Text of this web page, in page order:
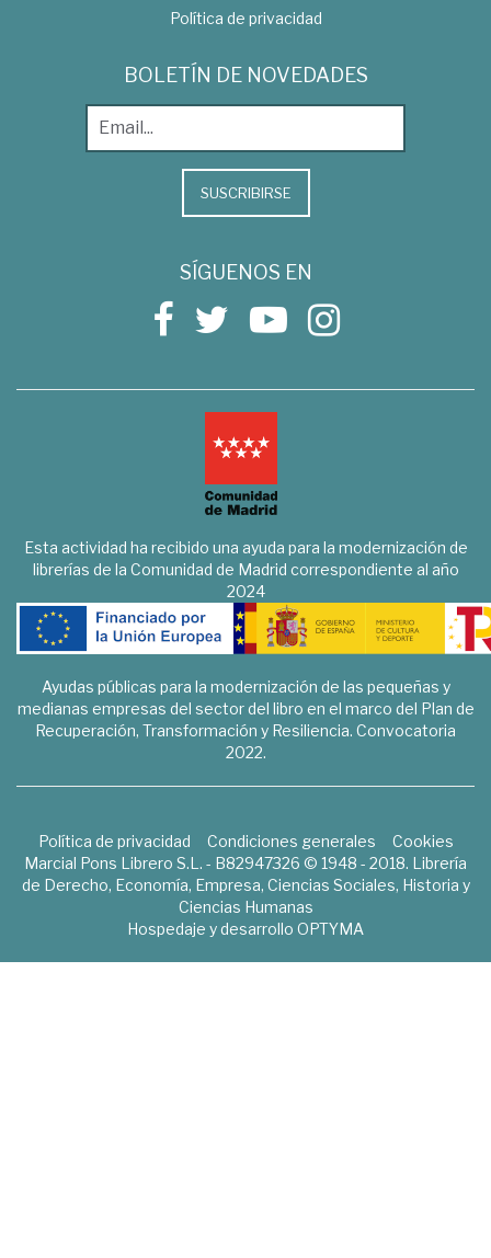
Política de privacidad
BOLETÍN DE NOVEDADES
SUSCRIBIRSE
SÍGUENOS EN
Esta actividad ha recibido una ayuda para la modernización de
librerías de la Comunidad de Madrid correspondiente al año
2024
Ayudas públicas para la modernización de las pequeñas y
medianas empresas del sector del libro en el marco del Plan de
Recuperación, Transformación y Resiliencia. Convocatoria
2022.
Política de privacidad Condiciones generales
Cookies
Marcial Pons Librero S.L. - B82947326 © 1948 - 2018. Librería
de Derecho, Economía, Empresa, Ciencias Sociales, Historia y
Ciencias Humanas
Hospedaje y desarrollo OPTYMA